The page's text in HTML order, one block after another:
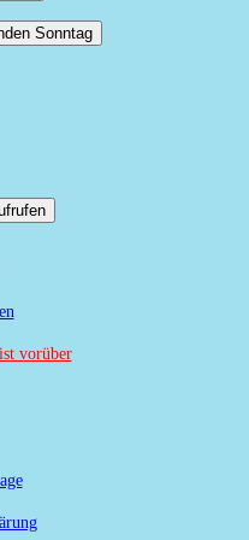
Sonntag
vorüber